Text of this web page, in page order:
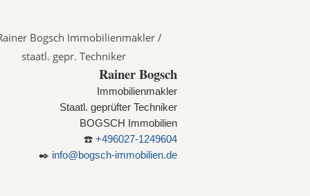
Rainer Bogsch
Immobilienmakler
Staatl. geprüfter Techniker
BOGSCH Immobilien
☎️+496027-1249604
✒️ info@bogsch-immobilien.de